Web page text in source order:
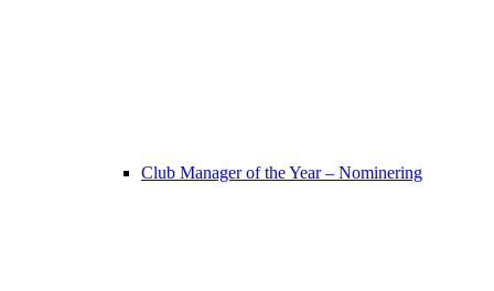
Club Manager of the Year – Nominering